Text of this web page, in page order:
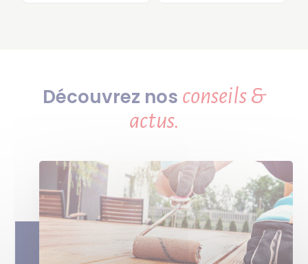
Découvrez nos conseils &
actus.